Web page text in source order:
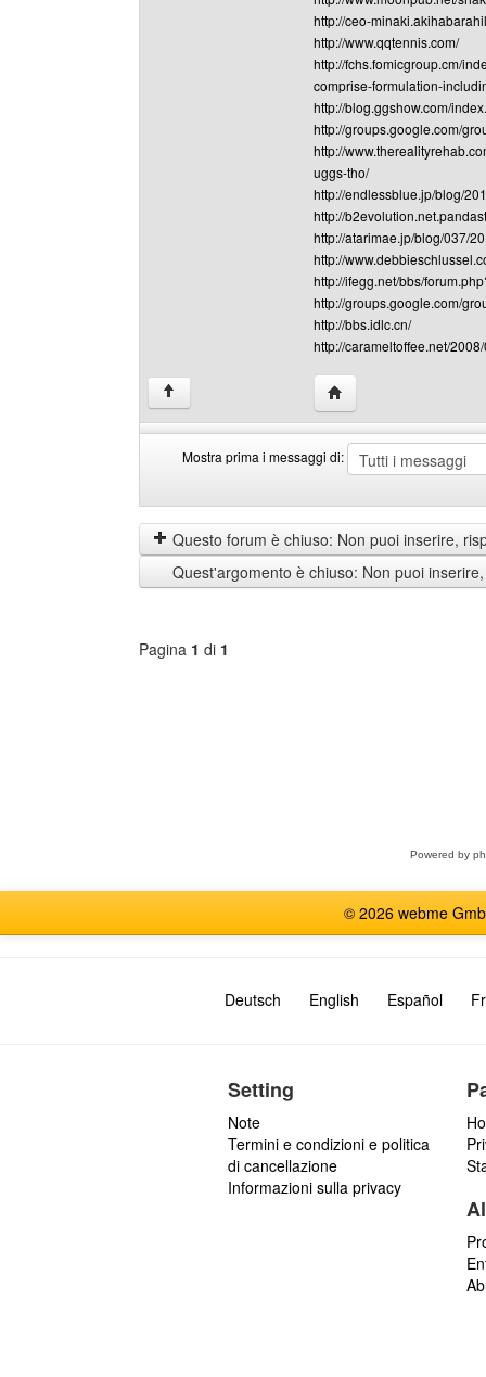
http://ceo-
http://www.qqtennis.com/
http://fchs.fomicgroup.cm/
comprise-formulation-
http://blog.ggshow.com/
http://groups.google.com/
http://
uggs-tho/
http://endlessblue.jp/blog/
http://
http://atarimae.jp/blog/037/
http://
http://ifegg.net/bbs/
http://groups.google.com/
http://bbs.idlc.cn/
http://carameltoffee.net/
↑ HomePage:
Mostra prima i messaggi di:
prima
i
messaggi
di
by
Questo forum è chiuso: Non puoi inserire,
Quest'argomento è chiuso: Non puoi
Pagina 1 di 1
Powered by
© 2026 webme
Deutsch English Español
Setting
Note
Termini e condizioni e politica
di cancellazione
Informazioni sulla privacy